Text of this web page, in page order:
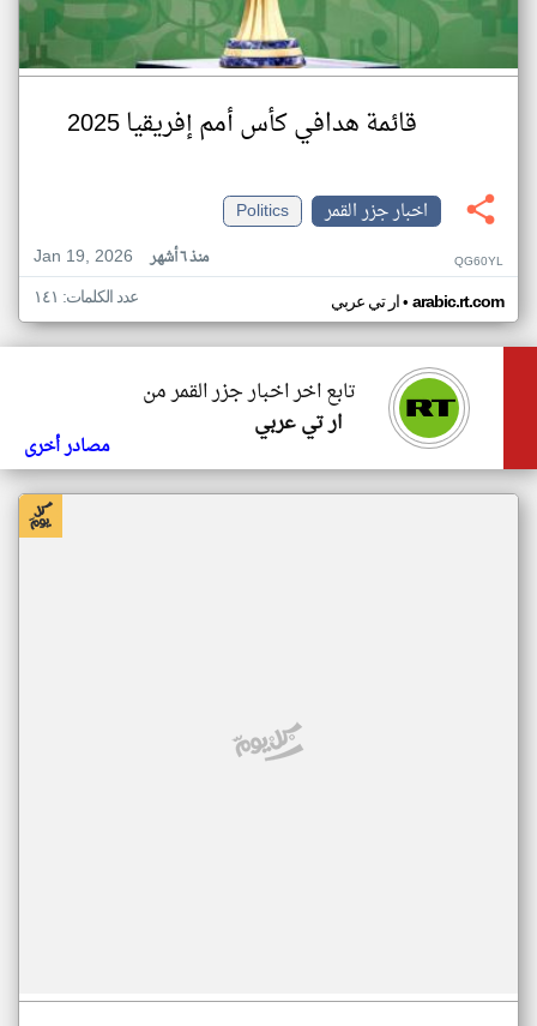
قائمة هدافي كأس أمم إفريقيا 2025
اخبار جزر القمر
Politics
Jan 19, 2026
منذ ٦ أشهر QG60YL
ار تي عربي• arabic.rt.com عدد الكلمات: ١٤١
تابع اخر اخبار جزر القمر من
ار تي عربي
مصادر أخرى